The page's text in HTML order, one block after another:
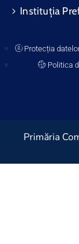
Instituția
Protecția
Politica
Primăria